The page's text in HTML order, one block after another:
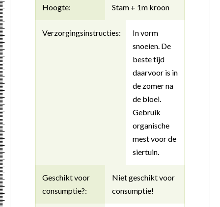
Hoogte: Stam + 1m kroon
Verzorgingsinstructies:
In vorm
snoeien. De
beste tijd
daarvoor is in
de zomer na
de bloei.
Gebruik
organische
mest voor de
siertuin.
Geschikt voor
consumptie?:
Niet geschikt voor
consumptie!